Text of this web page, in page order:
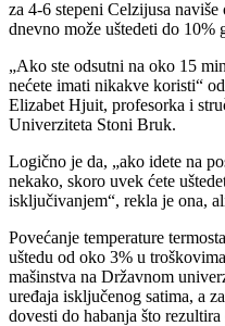
za 4-6 stepeni Celzijusa
dnevno može uštedeti do 10%
„Ako ste odsutni na oko 15
nećete imati nikakve koristi“
Elizabet Hjuit, profesorka i
Univerziteta Stoni Bruk.
Logično je da, „ako idete na
nekako, skoro uvek ćete
isključivanjem“, rekla je ona,
Povećanje temperature
uštedu od oko 3% u
mašinstva na Državnom
uređaja isključenog satima, a
dovesti do habanja što